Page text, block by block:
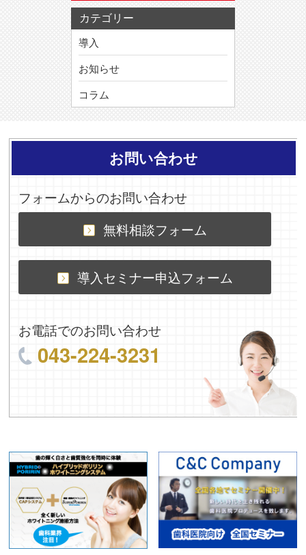
カテゴリー
導入
お知らせ
コラム
お問い合わせ
フォームからのお問い合わせ
無料相談フォーム
導入セミナー申込フォーム
お電話でのお問い合わせ
043-224-3231